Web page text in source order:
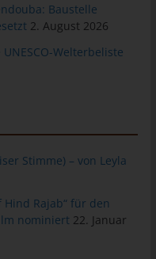
Baustelle
2. August 2026
Welterbeliste
Stimme) – von Leyla
Hind Rajab“ für den
nominiert 22. Januar
Person, Behörde,
betroffenen Person,
befugt sind, die
Person freiwillig für den
unmissverständlich
einer Erklärung oder
Handlung, mit der